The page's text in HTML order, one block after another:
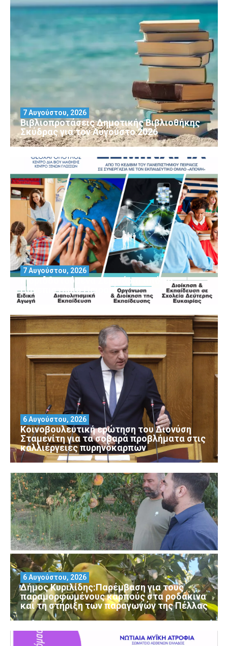
Βιβλιοπροτάσεις Δημοτικής Βιβλιοθήκης
Σκύδρας για τον Αύγούστο 2026
7 Αυγούστου, 2026
Μοριοδοτούμενα Σεμινάρια από το
Πανεπιστήμιο Πειραιά
7 Αυγούστου, 2026
Κοινοβουλευτική ερώτηση του Διονύση
Σταμενίτη για τα σοβαρά προβλήματα στις
καλλιέργειες πυρηνόκαρπων
6 Αυγούστου, 2026
Δήμος Κυριλίδης:Παρέμβαση για τους
παραμορφωμένους καρπούς στα ροδάκινα
και τη στήριξη των παραγωγών της Πέλλας
6 Αυγούστου, 2026